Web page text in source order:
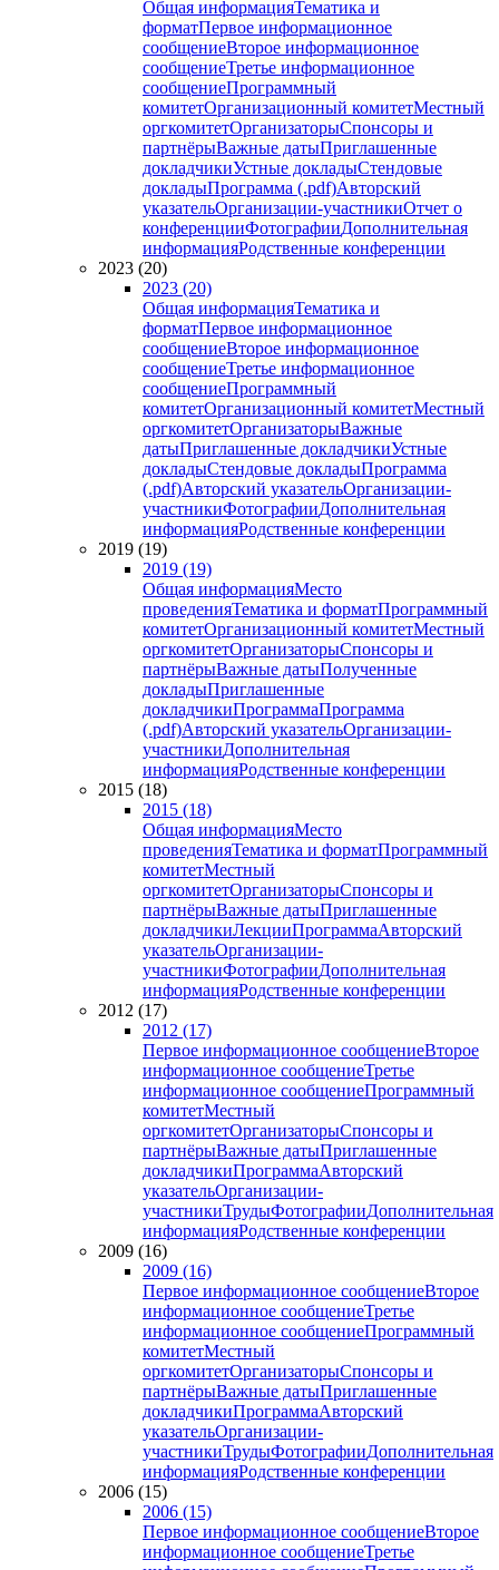
Общая информацияТематика и
форматПервое информационное
сообщениеВторое информационное
сообщениеТретье информационное
сообщениеПрограммный
комитетОрганизационный комитетМестный
оргкомитетОрганизаторыСпонсоры и
партнёрыВажные датыПриглашенные
докладчикиУстные докладыСтендовые
докладыПрограмма (.pdf)Авторский
указательОрганизации-участникиОтчет о
конференцииФотографииДополнительная
информацияРодственные конференции
2023 (20)
2023 (20)
Общая информацияТематика и
форматПервое информационное
сообщениеВторое информационное
сообщениеТретье информационное
сообщениеПрограммный
комитетОрганизационный комитетМестный
оргкомитетОрганизаторыВажные
датыПриглашенные докладчикиУстные
докладыСтендовые докладыПрограмма
(.pdf)Авторский указательОрганизации-
участникиФотографииДополнительная
информацияРодственные конференции
2019 (19)
2019 (19)
Общая информацияМесто
проведенияТематика и форматПрограммный
комитетОрганизационный комитетМестный
оргкомитетОрганизаторыСпонсоры и
партнёрыВажные датыПолученные
докладыПриглашенные
докладчикиПрограммаПрограмма
(.pdf)Авторский указательОрганизации-
участникиДополнительная
информацияРодственные конференции
2015 (18)
2015 (18)
Общая информацияМесто
проведенияТематика и форматПрограммный
комитетМестный
оргкомитетОрганизаторыСпонсоры и
партнёрыВажные датыПриглашенные
докладчикиЛекцииПрограммаАвторский
указательОрганизации-
участникиФотографииДополнительная
информацияРодственные конференции
2012 (17)
2012 (17)
Первое информационное сообщениеВторое
информационное сообщениеТретье
информационное сообщениеПрограммный
комитетМестный
оргкомитетОрганизаторыСпонсоры и
партнёрыВажные датыПриглашенные
докладчикиПрограммаАвторский
указательОрганизации-
участникиТрудыФотографииДополнительная
информацияРодственные конференции
2009 (16)
2009 (16)
Первое информационное сообщениеВторое
информационное сообщениеТретье
информационное сообщениеПрограммный
комитетМестный
оргкомитетОрганизаторыСпонсоры и
партнёрыВажные датыПриглашенные
докладчикиПрограммаАвторский
указательОрганизации-
участникиТрудыФотографииДополнительная
информацияРодственные конференции
2006 (15)
2006 (15)
Первое информационное сообщениеВторое
информационное сообщениеТретье